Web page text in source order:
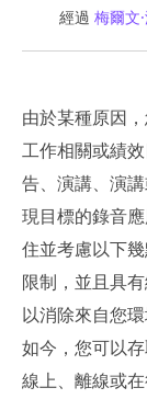
經過 梅爾文
由於某種原因
工作相關或績
告、演講、演
現目標的錄音
住並考慮以下
限制，並且具
以消除來自您
如今，您可以
線上、離線或